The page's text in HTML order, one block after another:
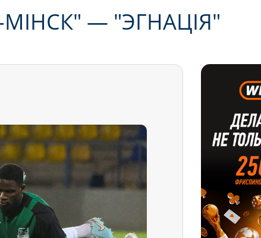
— "ЭГНАЦІЯ"